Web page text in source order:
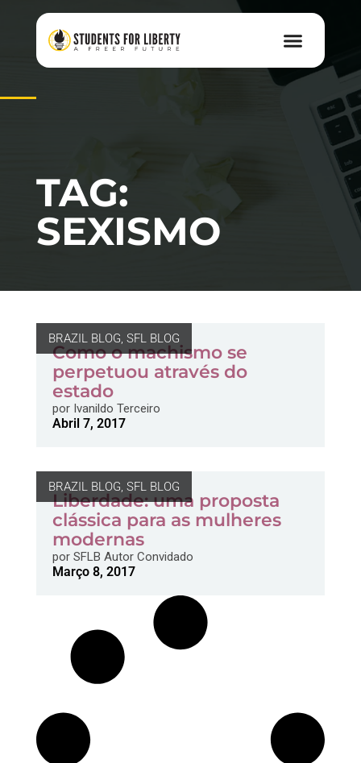
TAG:
SEXISMO
BRAZIL BLOG, SFL BLOG
Como o machismo se
perpetuou através do
estado
porIvanildo Terceiro
Abril 7, 2017
BRAZIL BLOG, SFL BLOG
Liberdade: uma proposta
clássica para as mulheres
modernas
porSFLB Autor Convidado
Março 8, 2017